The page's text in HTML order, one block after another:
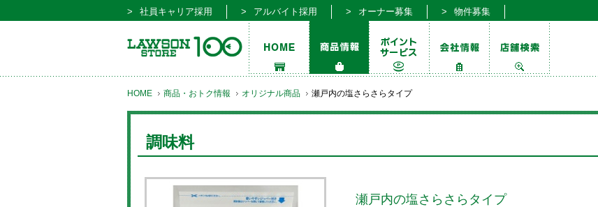
社員キャリア採用 アルバイト採用 オーナー募集 物件募集
HOME 商品・おトク情報 オリジナル商品 瀬戸内の塩さらさらタイプ
調味料
瀬戸内の塩さらさらタイプ